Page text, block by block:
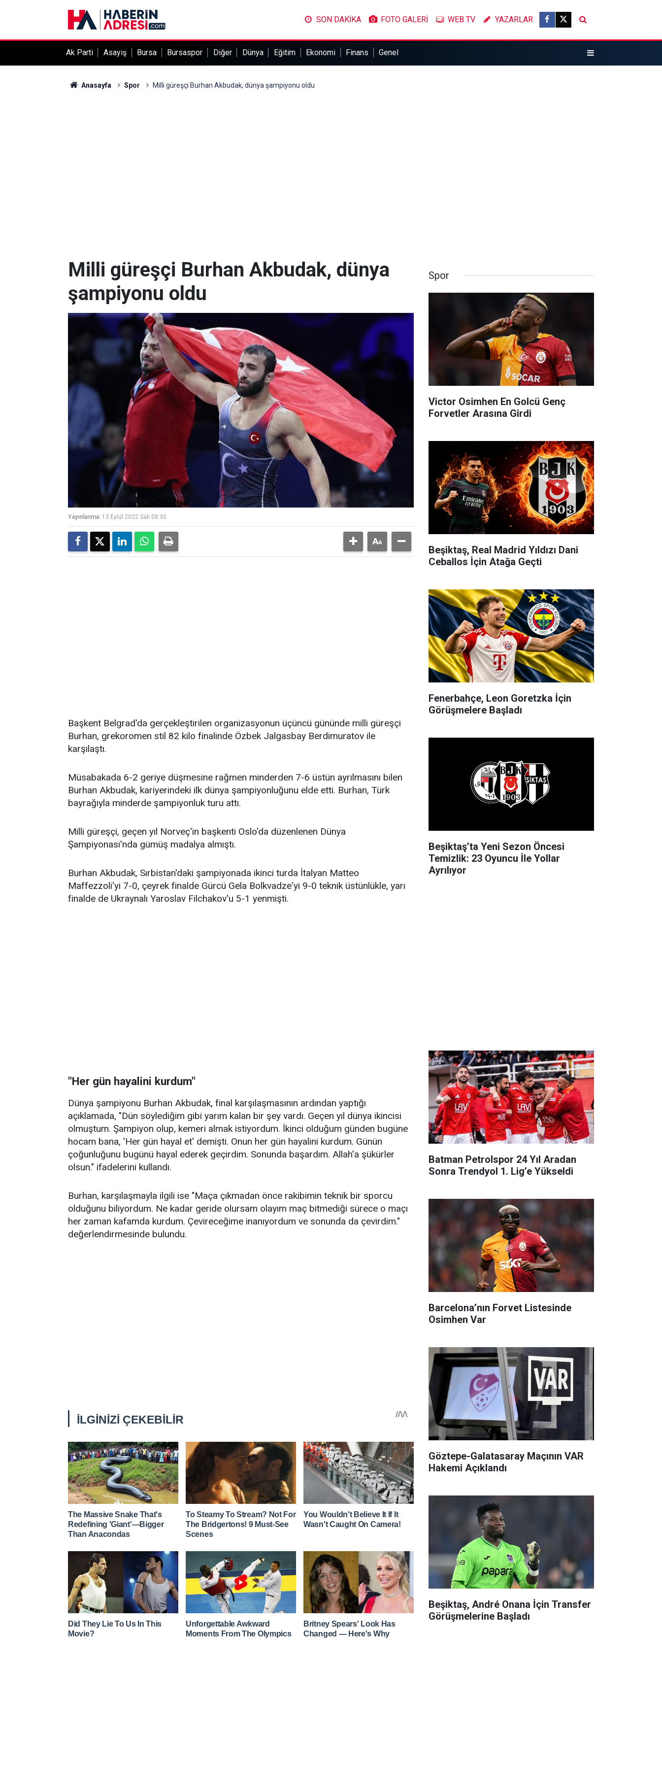
SON DAKİKA FOTO GALERİ WEB TV YAZARLAR
Ak Parti Asayiş Bursa Bursaspor Diğer Dünya Eğitim Ekonomi Finans Genel
Anasayfa Spor Milli güreşçi Burhan Akbudak, dünya şampiyonu oldu
Milli güreşçi Burhan Akbudak, dünya
şampiyonu oldu
Yayınlanma: 13 Eylül 2022 Salı 08:30
Başkent Belgrad'da gerçekleştirilen organizasyonun üçüncü gününde milli güreşçi
Burhan, grekoromen stil 82 kilo finalinde Özbek Jalgasbay Berdimuratov ile
karşılaştı.
Müsabakada 6-2 geriye düşmesine rağmen minderden 7-6 üstün ayrılmasını bilen
Burhan Akbudak, kariyerindeki ilk dünya şampiyonluğunu elde etti. Burhan, Türk
bayrağıyla minderde şampiyonluk turu attı.
Milli güreşçi, geçen yıl Norveç'in başkenti Oslo'da düzenlenen Dünya
Şampiyonası'nda gümüş madalya almıştı.
Burhan Akbudak, Sırbistan'daki şampiyonada ikinci turda İtalyan Matteo
Maffezzoli'yi 7-0, çeyrek finalde Gürcü Gela Bolkvadze'yi 9-0 teknik üstünlükle, yarı
finalde de Ukraynalı Yaroslav Filchakov'u 5-1 yenmişti.
"Her gün hayalini kurdum"
Dünya şampiyonu Burhan Akbudak, final karşılaşmasının ardından yaptığı
açıklamada, "Dün söylediğim gibi yarım kalan bir şey vardı. Geçen yıl dünya ikincisi
olmuştum. Şampiyon olup, kemeri almak istiyordum. İkinci olduğum günden bugüne
hocam bana, 'Her gün hayal et' demişti. Onun her gün hayalini kurdum. Günün
çoğunluğunu bugünü hayal ederek geçirdim. Sonunda başardım. Allah'a şükürler
olsun." ifadelerini kullandı.
Burhan, karşılaşmayla ilgili ise "Maça çıkmadan önce rakibimin teknik bir sporcu
olduğunu biliyordum. Ne kadar geride olursam olayım maç bitmediği sürece o maçı
her zaman kafamda kurdum. Çevireceğime inanıyordum ve sonunda da çevirdim."
değerlendirmesinde bulundu.
Spor
Victor Osimhen En Golcü Genç
Forvetler Arasına Girdi
Beşiktaş, Real Madrid Yıldızı Dani
Ceballos İçin Atağa Geçti
Fenerbahçe, Leon Goretzka İçin
Görüşmelere Başladı
Beşiktaş’ta Yeni Sezon Öncesi
Temizlik: 23 Oyuncu İle Yollar
Ayrılıyor
Batman Petrolspor 24 Yıl Aradan
Sonra Trendyol 1. Lig’e Yükseldi
Barcelona’nın Forvet Listesinde
Osimhen Var
Göztepe-Galatasaray Maçının VAR
Hakemi Açıklandı
Beşiktaş, André Onana İçin Transfer
Görüşmelerine Başladı